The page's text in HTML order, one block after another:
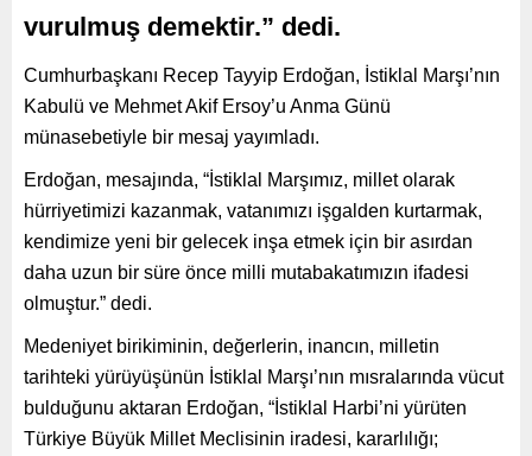
vurulmuş demektir.” dedi.
Cumhurbaşkanı Recep Tayyip Erdoğan, İstiklal Marşı’nın
Kabulü ve Mehmet Akif Ersoy’u Anma Günü
münasebetiyle bir mesaj yayımladı.
Erdoğan, mesajında, “İstiklal Marşımız, millet olarak
hürriyetimizi kazanmak, vatanımızı işgalden kurtarmak,
kendimize yeni bir gelecek inşa etmek için bir asırdan
daha uzun bir süre önce milli mutabakatımızın ifadesi
olmuştur.” dedi.
Medeniyet birikiminin, değerlerin, inancın, milletin
tarihteki yürüyüşünün İstiklal Marşı’nın mısralarında vücut
bulduğunu aktaran Erdoğan, “İstiklal Harbi’ni yürüten
Türkiye Büyük Millet Meclisinin iradesi, kararlılığı;